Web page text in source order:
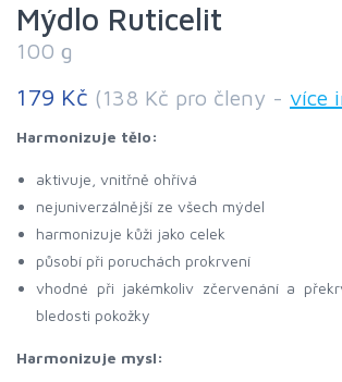
Mýdlo Ruticelit
100 g
179 Kč (138 Kč pro členy - více
Harmonizuje tělo:
aktivuje, vnitřně ohřívá
nejuniverzálnější ze všech mýdel
harmonizuje kůži jako celek
působí při poruchách prokrvení
vhodné při jakémkoliv zčervenání a
bledosti pokožky
Harmonizuje mysl: